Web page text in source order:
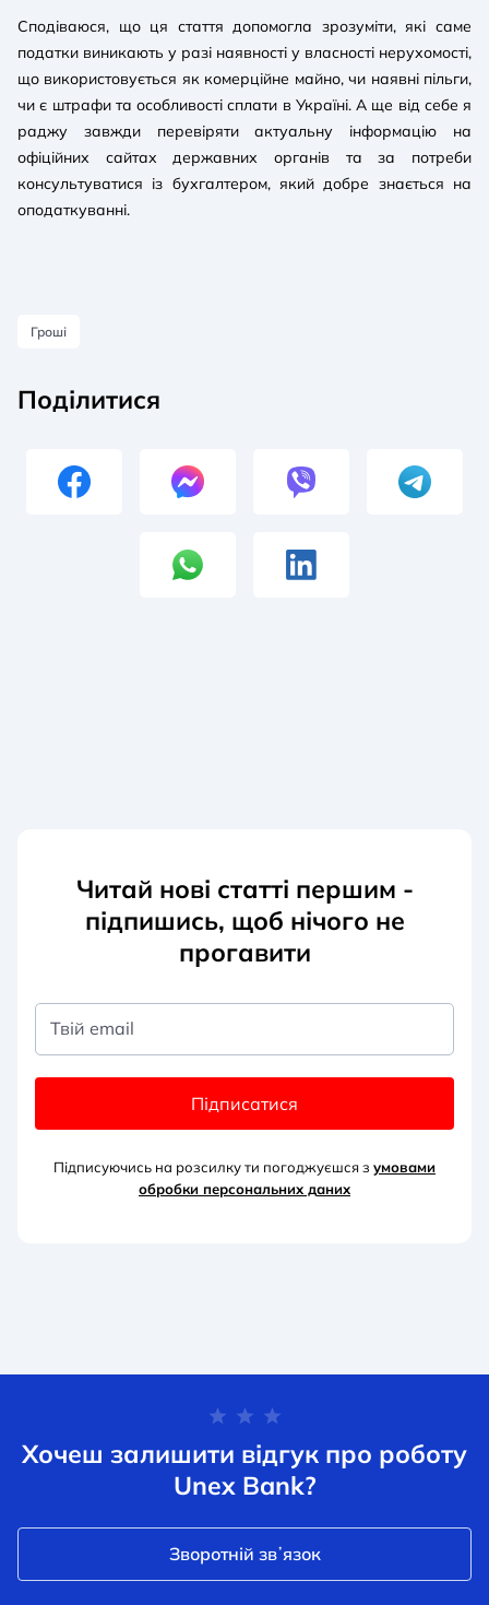
Сподіваюся, що ця стаття допомогла зрозуміти, які саме
податки виникають у разі наявності у власності нерухомості,
що використовується як комерційне майно, чи наявні пільги,
чи є штрафи та особливості сплати в Україні. А ще від себе я
раджу завжди перевіряти актуальну інформацію на
офіційних сайтах державних органів та за потреби
консультуватися із бухгалтером, який добре знається на
оподаткуванні.
Гроші
Поділитися
Читай нові статті першим -
підпишись, щоб нічого не
прогавити
Твій email
Підписатися
Підписуючись на розсилку ти погоджуєшся з умовами
обробки персональних даних
Хочеш залишити відгук про роботу
Unex Bank?
Зворотній звʼязок